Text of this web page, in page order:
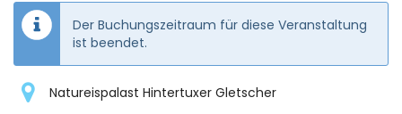
Der Buchungszeitraum für diese Veranstaltung
ist beendet.
Natureispalast Hintertuxer Gletscher